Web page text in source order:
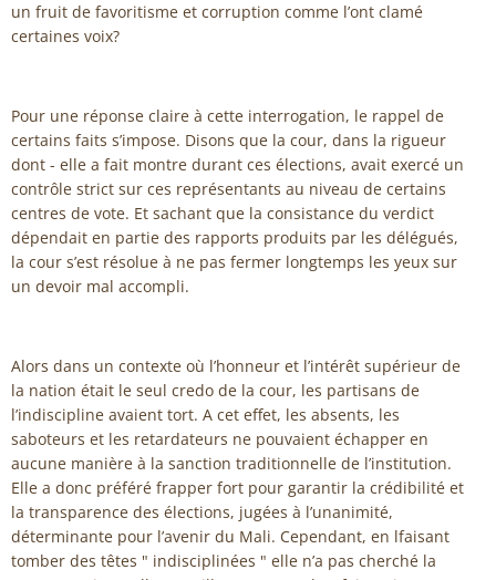
un fruit de favoritisme et corruption comme l’ont clamé
certaines voix?
Pour une réponse claire à cette interrogation, le rappel de
certains faits s’impose. Disons que la cour, dans la rigueur
dont - elle a fait montre durant ces élections, avait exercé un
contrôle strict sur ces représentants au niveau de certains
centres de vote. Et sachant que la consistance du verdict
dépendait en partie des rapports produits par les délégués,
la cour s’est résolue à ne pas fermer longtemps les yeux sur
un devoir mal accompli.
Alors dans un contexte où l’honneur et l’intérêt supérieur de
la nation était le seul credo de la cour, les partisans de
l’indiscipline avaient tort. A cet effet, les absents, les
saboteurs et les retardateurs ne pouvaient échapper en
aucune manière à la sanction traditionnelle de l’institution.
Elle a donc préféré frapper fort pour garantir la crédibilité et
la transparence des élections, jugées à l’unanimité,
déterminante pour l’avenir du Mali. Cependant, en lfaisant
tomber des têtes " indisciplinées " elle n’a pas cherché la